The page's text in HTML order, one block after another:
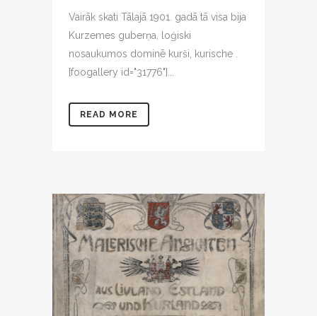
Vairāk skati Tālajā 1901. gadā tā visa bija
Kurzemes guberņa, loģiski
nosaukumos dominē kurši, kurische .
[foogallery id="31776"]...
READ MORE